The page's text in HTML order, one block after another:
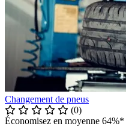
Changement de pneus
(0)
Économisez en moyenne 64%*